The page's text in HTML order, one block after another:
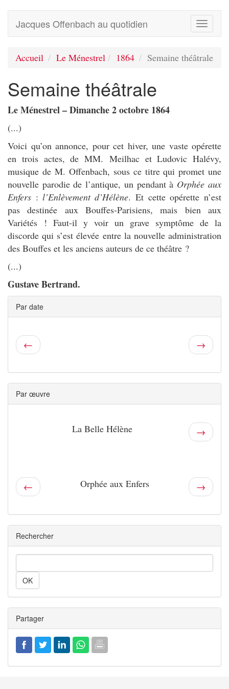
Toggle
Jacques Offenbach au quotidien
Accueil Le Ménestrel 1864 Semaine théâtrale
Semaine théâtrale
Le Ménestrel – Dimanche 2 octobre 1864
(...)
Voici qu’on annonce, pour cet hiver, une vaste opérette
en trois actes, de MM. Meilhac et Ludovic Halévy,
musique de M. Offenbach, sous ce titre qui promet une
nouvelle parodie de l’antique, un pendant à Orphée aux
Enfers : l’Enlèvement d’Hélène. Et cette opérette n’est
pas destinée aux Bouffes-Parisiens, mais bien aux
Variétés ! Faut-il y voir un grave symptôme de la
discorde qui s’est élevée entre la nouvelle administration
des Bouffes et les anciens auteurs de ce théâtre ?
(...)
Gustave Bertrand.
Par date
← →
Par œuvre
La Belle Hélène →
← Orphée aux Enfers →
Rechercher
Partager